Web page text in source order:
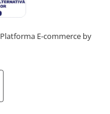
Platforma E-commerce by